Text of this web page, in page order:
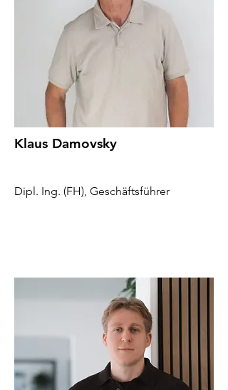
Klaus Damovsky
Dipl. Ing. (FH), Geschäftsführer